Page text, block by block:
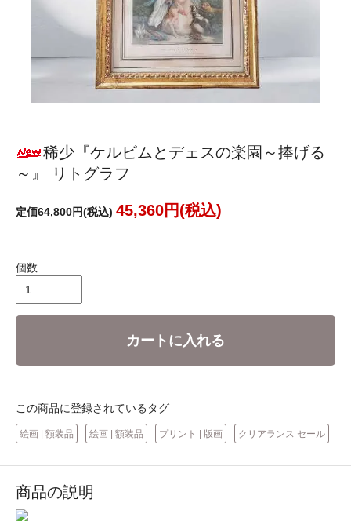
稀少『ケルビムとデェスの楽園～捧げる
～』 リトグラフ
定価64,800円(税込) 45,360円(税込)
個数
カートに入れる
この商品に登録されているタグ
絵画 | 額装品 絵画 | 額装品 プリント | 版画 クリアランス セール
商品の説明